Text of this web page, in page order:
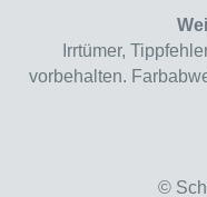
Irrtümer,
vorbehalten.
©